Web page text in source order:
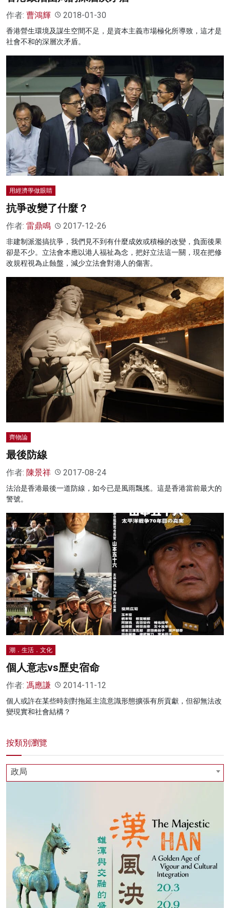
作者: 曹鴻輝 2018-01-30
香港營生環境及謀生空間不足，是資本主義市場極化所導致，這才是
社會不和的深層次矛盾。
用經濟學做眼睛
抗爭改變了什麼？
作者: 雷鼎鳴 2017-12-26
非建制派濫搞抗爭，我們見不到有什麼成效或積極的改變，負面後果
卻是不少。立法會本應以港人福祉為念，把好立法這一關，現在把修
改規程視為止蝕盤，減少立法會對港人的傷害。
齊物論
最後防線
作者: 陳景祥 2017-08-24
法治是香港最後一道防線，如今已是風雨飄搖。這是香港當前最大的
警號。
潮．生活．文化
個人意志vs歷史宿命
作者: 馮應謙 2014-11-12
個人或許在某些時刻對拖延主流意識形態擴張有所貢獻，但卻無法改
變現實和社會結構？
按類別瀏覽
政局